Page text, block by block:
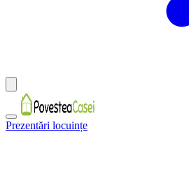
Prezentări locuințe